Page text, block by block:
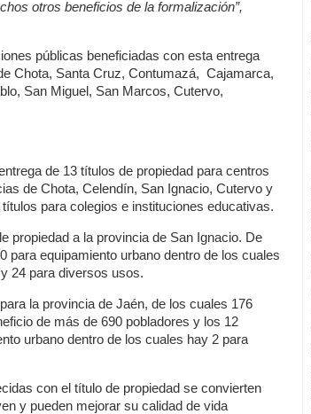
otros beneficios de la formalización”,
públicas beneficiadas con esta entrega
Chota, Santa Cruz, Contumazá, Cajamarca,
San Miguel, San Marcos, Cutervo,
de 13 títulos de propiedad para centros
de Chota, Celendín, San Ignacio, Cutervo y
para colegios e instituciones educativas.
propiedad a la provincia de San Ignacio. De
equipamiento urbano dentro de los cuales
24 para diversos usos.
la provincia de Jaén, de los cuales 176
de más de 690 pobladores y los 12
urbano dentro de los cuales hay 2 para
con el título de propiedad se convierten
y pueden mejorar su calidad de vida